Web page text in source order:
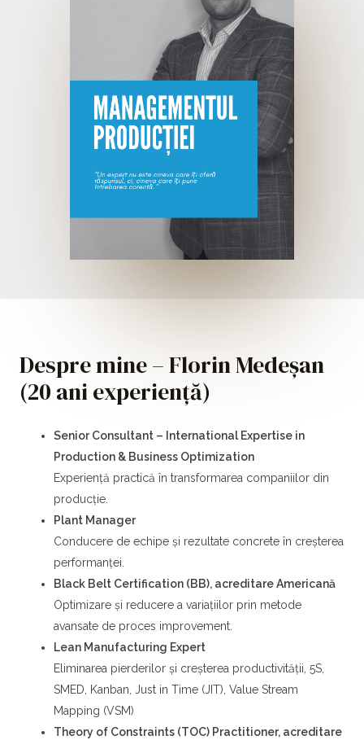
Despre mine – Florin Medeșan
(20 ani experiență)
Senior Consultant – International Expertise in
Production & Business Optimization
Experiență practică în transformarea companiilor din
producție.
Plant Manager
Conducere de echipe și rezultate concrete în creșterea
performanței.
Black Belt Certification (BB), acreditare Americană
Optimizare și reducere a variațiilor prin metode
avansate de proces improvement.
Lean Manufacturing Expert
Eliminarea pierderilor și creșterea productivității, 5S,
SMED, Kanban, Just in Time (JIT), Value Stream
Mapping (VSM)
Theory of Constraints (TOC) Practitioner, acreditare